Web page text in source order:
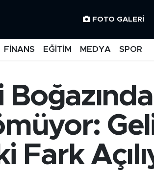
FOTO GALERI
FİNANS EĞİTİM MEDYA SPOR
Fark